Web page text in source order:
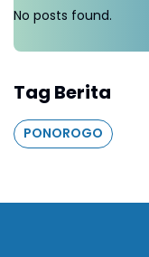
No posts found.
Tag Berita
PONOROGO